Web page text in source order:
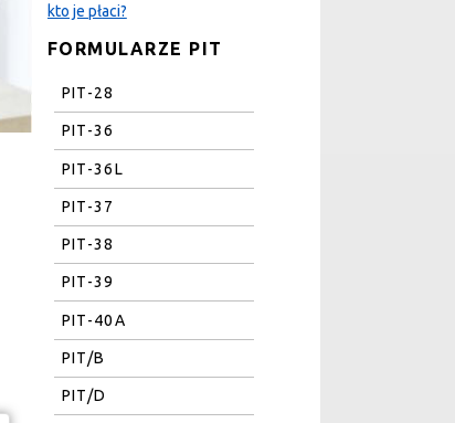
kto je płaci?
FORMULARZE PIT
PIT-28
PIT-36
PIT-36L
PIT-37
PIT-38
PIT-39
PIT-40A
PIT/B
PIT/D